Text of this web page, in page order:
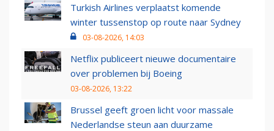
Turkish Airlines verplaatst komende
winter tussenstop op route naar Sydney
03-08-2026, 14:03
Netflix publiceert nieuwe documentaire
over problemen bij Boeing
03-08-2026, 13:22
Brussel geeft groen licht voor massale
Nederlandse steun aan duurzame